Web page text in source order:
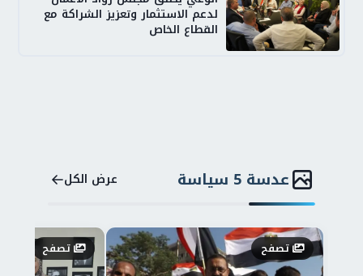
لدعم الاستثمار وتعزيز الشراكة مع
القطاع الخاص
عدسة 5 سياسة عرض الكل
تصفح تصفح